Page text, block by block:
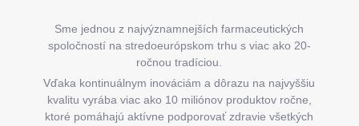
Sme jednou z najvýznamnejších farmaceutických
spoločností na stredoeurópskom trhu s viac ako 20-
ročnou tradíciou.
Vďaka kontinuálnym inováciám a dôrazu na najvyššiu
kvalitu vyrába viac ako 10 miliónov produktov ročne,
ktoré pomáhajú aktívne podporovať zdravie všetkých